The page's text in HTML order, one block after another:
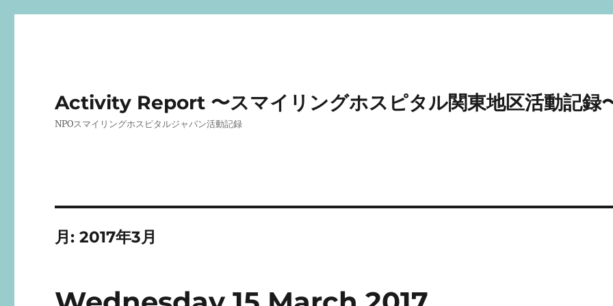
Activity Report 〜スマイリングホスピタル関東地区活動記録
NPOスマイリングホスピタルジャパン活動記録
月:2017年3月